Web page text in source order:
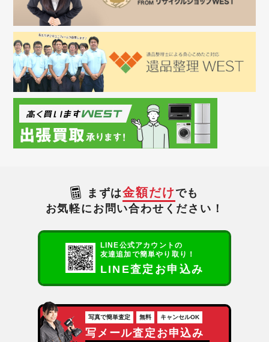
まずは金額だけ でも
お気軽にお問い合わせください！
LINE公式アカウントの
友達追加で簡単やり取り！
LINE査定お申込み
写真で簡単査定 無料 キャンセルOK
写メール査定お申込み